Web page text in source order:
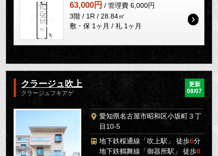
63,000円 / 管理費 6,000円
3階 / 1R / 28.84㎡
敷・保 1ヶ月 / 礼 1ヶ月
クラージュ吹上
クラージュフキアゲ
更新
08/07
愛知県名古屋市昭和区小坂町３丁
目10-5
地下鉄桜通線「吹上駅」 徒歩6分
地下鉄鶴舞線「御器所駅」 徒歩8